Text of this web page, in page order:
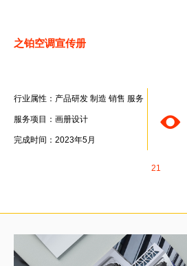
之铂空调宣传册
行业属性：产品研发 制造 销售 服务
服务项目：画册设计
完成时间：2023年5月
21